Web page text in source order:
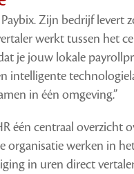
Zijn bedrijf levert
werkt tussen het
je jouw lokale
intelligente
in één omgeving.”
één centraal overzicht
organisatie werken in
in uren direct